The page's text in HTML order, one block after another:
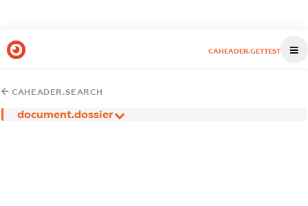
CAHEADER.GETTEST
CAHEADER.SEARCH
document.dossier